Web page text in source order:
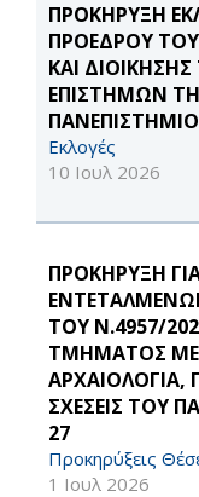
ΠΡΟΚΗΡΥΞΗ
ΠΡΟΕΔΡΟΥ
ΚΑΙ
ΕΠΙΣΤΗΜΩΝ
Εκλογές
10 Ιουλ 2026
ΠΡΟΚΗΡΥΞΗ
ΤΟΥ Ν.4957/
ΤΜΗΜΑΤΟΣ
ΑΡΧΑΙΟΛΟΓΙΑ,
ΣΧΕΣΕΙΣ ΤΟΥ
27
Προκηρύξεις
1 Ιουλ 2026